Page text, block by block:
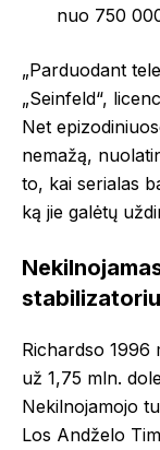
nuo 750
„Parduodant
„Seinfeld“,
Net
nemažą,
to, kai serialas
ką jie galėtų
Richardso 1996
už 1,75 mln.
Nekilnojamojo
Los Andželo